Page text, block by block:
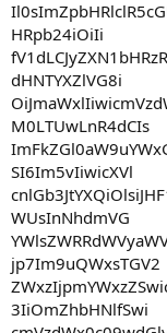
HRpb24iOiIi
dHNTYXZlVG8i
M0LTUwLnR4dCIs
SI6Im5vIiwicXVl
WUsInNhdmVG
jp7Im9uQWxsTGV2
3IiOmZhbHNlfSwi